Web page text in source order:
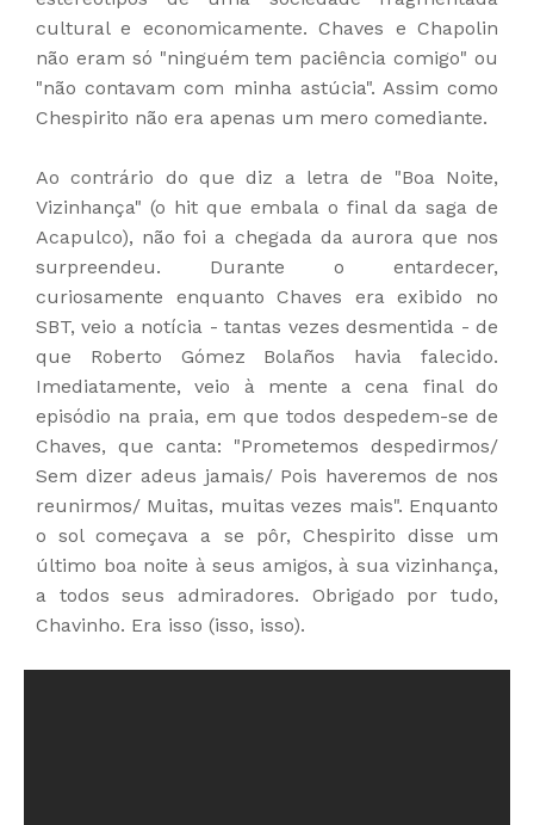
cultural e economicamente. Chaves e Chapolin
não eram só "ninguém tem paciência comigo" ou
"não contavam com minha astúcia". Assim como
Chespirito não era apenas um mero comediante.
Ao contrário do que diz a letra de "Boa Noite,
Vizinhança" (o hit que embala o final da saga de
Acapulco), não foi a chegada da aurora que nos
surpreendeu. Durante o entardecer,
curiosamente enquanto Chaves era exibido no
SBT, veio a notícia - tantas vezes desmentida - de
que Roberto Gómez Bolaños havia falecido.
Imediatamente, veio à mente a cena final do
episódio na praia, em que todos despedem-se de
Chaves, que canta: "Prometemos despedirmos/
Sem dizer adeus jamais/ Pois haveremos de nos
reunirmos/ Muitas, muitas vezes mais". Enquanto
o sol começava a se pôr, Chespirito disse um
último boa noite à seus amigos, à sua vizinhança,
a todos seus admiradores. Obrigado por tudo,
Chavinho. Era isso (isso, isso).